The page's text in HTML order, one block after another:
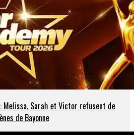
Melissa, Sarah et Victor refusent de
de Bayonne